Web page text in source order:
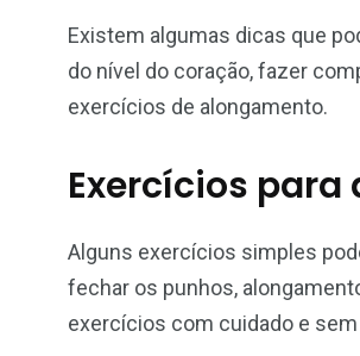
Existem algumas dicas que
do nível do coração, fazer
exercícios de alongamento.
Exercícios
Alguns exercícios simples
fechar os punhos,
exercícios com cuidado e